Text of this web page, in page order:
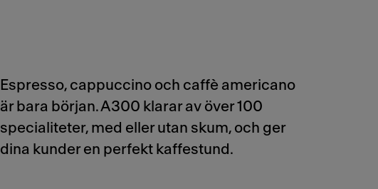
Espresso, cappuccino och caffè americano
är bara början. A300 klarar av över 100
specialiteter, med eller utan skum, och ger
dina kunder en perfekt kaffestund.